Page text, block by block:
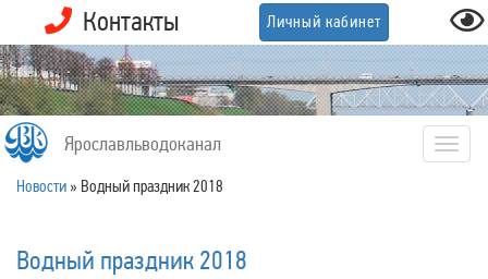
Контакты Личный кабинет
Ярославльводоканал
Новости » Водный праздник 2018
Водный праздник 2018